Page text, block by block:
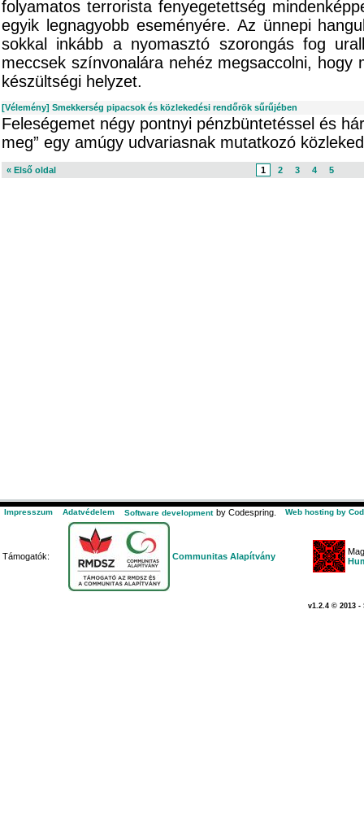
folyamatos terrorista fenyegetettség
egyik legnagyobb eseményére. Az ünnepi
sokkal inkább a nyomasztó szorongás fog
meccsek színvonalára nehéz megsaccolni, hogy
készültségi helyzet.
[Vélemény] Smekkerség pipacsok és közlekedési rendőrök sűrűjében
Feleségemet négy pontnyi pénzbüntetéssel és
meg” egy amúgy udvariasnak mutatkozó
« Első oldal 1 2 3 4 5
Impresszum Adatvédelem Software development by Codespring. Web hosting by
Támogatók: Communitas Alapítvány
v1.2.4 © 2013